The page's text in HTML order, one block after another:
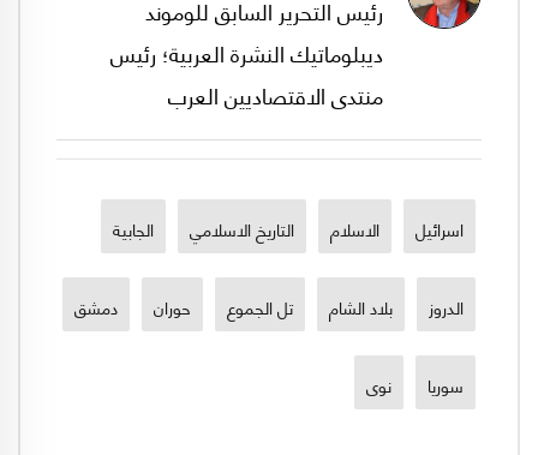
رئيس التحرير السابق للوموند
ديبلوماتيك النشرة العربية؛ رئيس
منتدى الاقتصاديين العرب
اسرائيل الاسلام التاريخ الاسلامي الجابية
الدروز بلاد الشام تل الجموع حوران دمشق
سوريا نوى